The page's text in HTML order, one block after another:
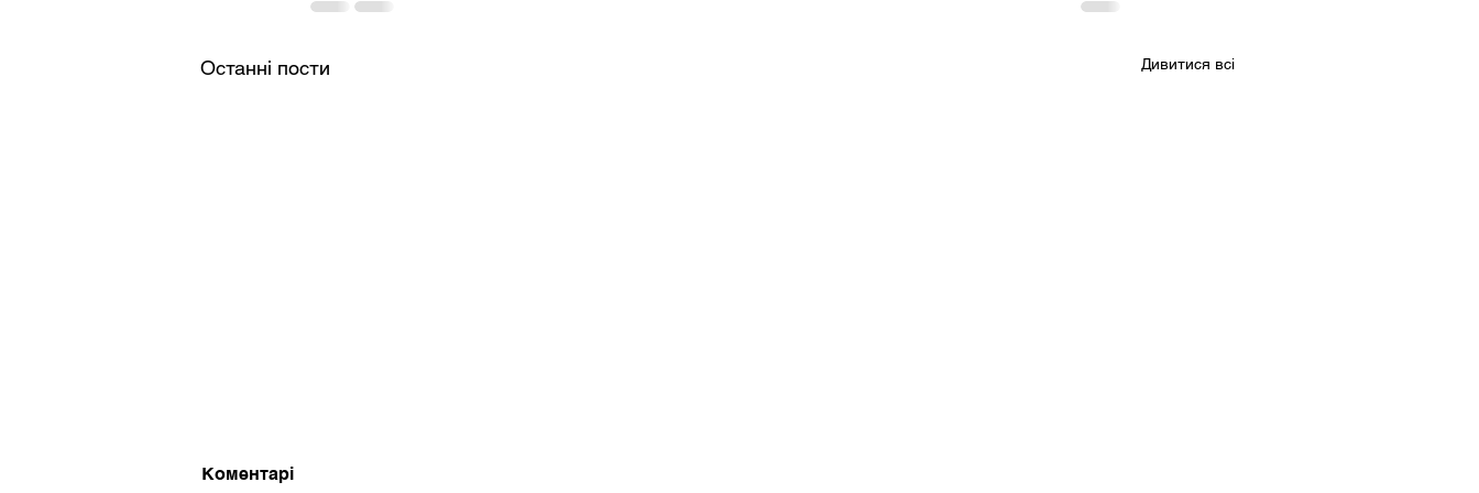
Останні пости Дивитися всі
Коментарі